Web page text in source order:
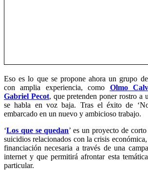
Eso es lo que se propone ahora un grupo
con amplia experiencia, como Olmo
Gabriel Pecot, que pretenden poner rostro a
se habla en voz baja. Tras el éxito de
embarcado en un nuevo y ambicioso trabajo.
‘Los que se quedan’ es un proyecto de
suicidios relacionados con la crisis
financiación necesaria a través de una
internet y que permitirá afrontar esta
particular.